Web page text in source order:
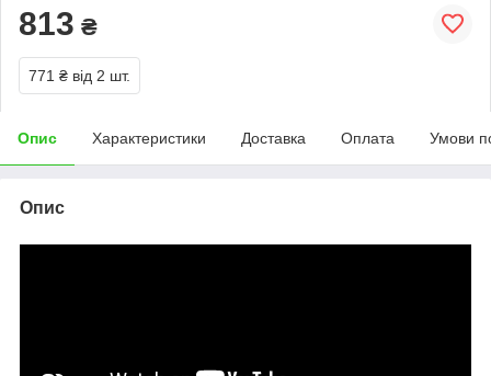
813 ₴
771 ₴ від 2 шт.
Опис Характеристики Доставка Оплата Умови
Опис